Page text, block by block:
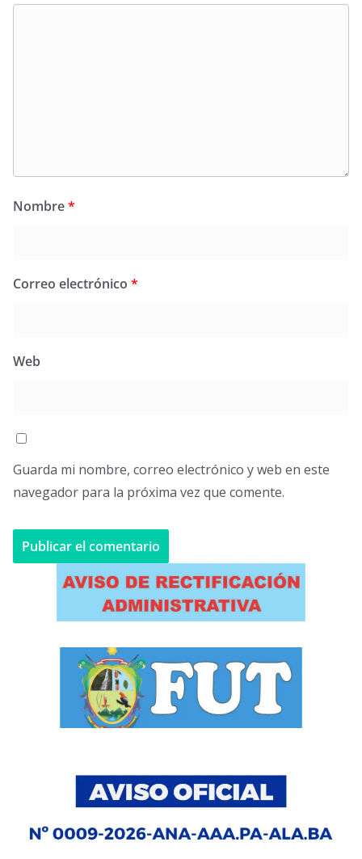
Nombre*
Correo electrónico *
Web
Guarda mi nombre, correo electrónico y web en este
navegador para la próxima vez que comente.